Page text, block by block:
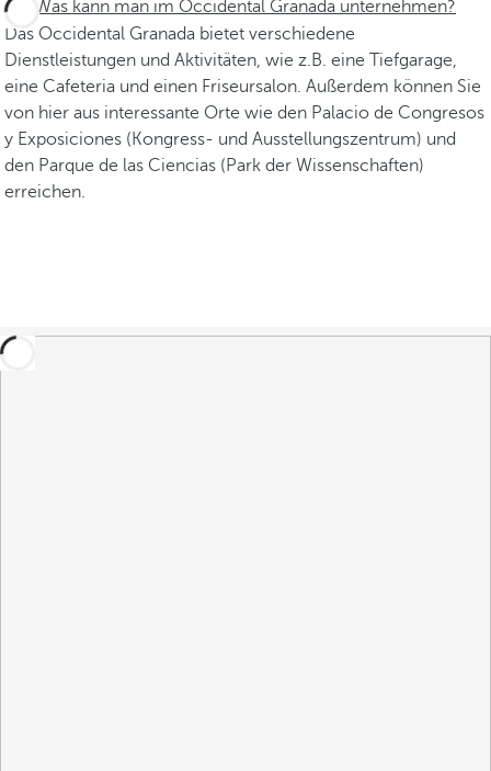
Was kann man im Occidental Granada unternehmen?
Das Occidental Granada bietet verschiedene
Dienstleistungen und Aktivitäten, wie z.B. eine Tiefgarage,
eine Cafeteria und einen Friseursalon. Außerdem können Sie
von hier aus interessante Orte wie den Palacio de Congresos
y Exposiciones (Kongress- und Ausstellungszentrum) und
den Parque de las Ciencias (Park der Wissenschaften)
erreichen.